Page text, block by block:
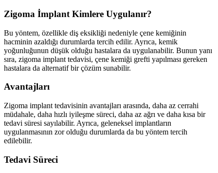
Zigoma İmplant Kimlere Uygulanır?
Bu yöntem, özellikle diş eksikliği nedeniyle çene kemiğinin
hacminin azaldığı durumlarda tercih edilir. Ayrıca, kemik
yoğunluğunun düşük olduğu hastalara da uygulanabilir. Bunun yanı
sıra, zigoma implant tedavisi, çene kemiği grefti yapılması gereken
hastalara da alternatif bir çözüm sunabilir.
Avantajları
Zigoma implant tedavisinin avantajları arasında, daha az cerrahi
müdahale, daha hızlı iyileşme süreci, daha az ağrı ve daha kısa bir
tedavi süresi sayılabilir. Ayrıca, geleneksel implantların
uygulanmasının zor olduğu durumlarda da bu yöntem tercih
edilebilir.
Tedavi Süreci